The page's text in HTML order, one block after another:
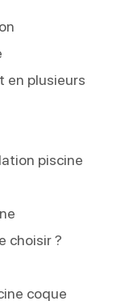
en plusieurs
piscine
choisir ?
coque